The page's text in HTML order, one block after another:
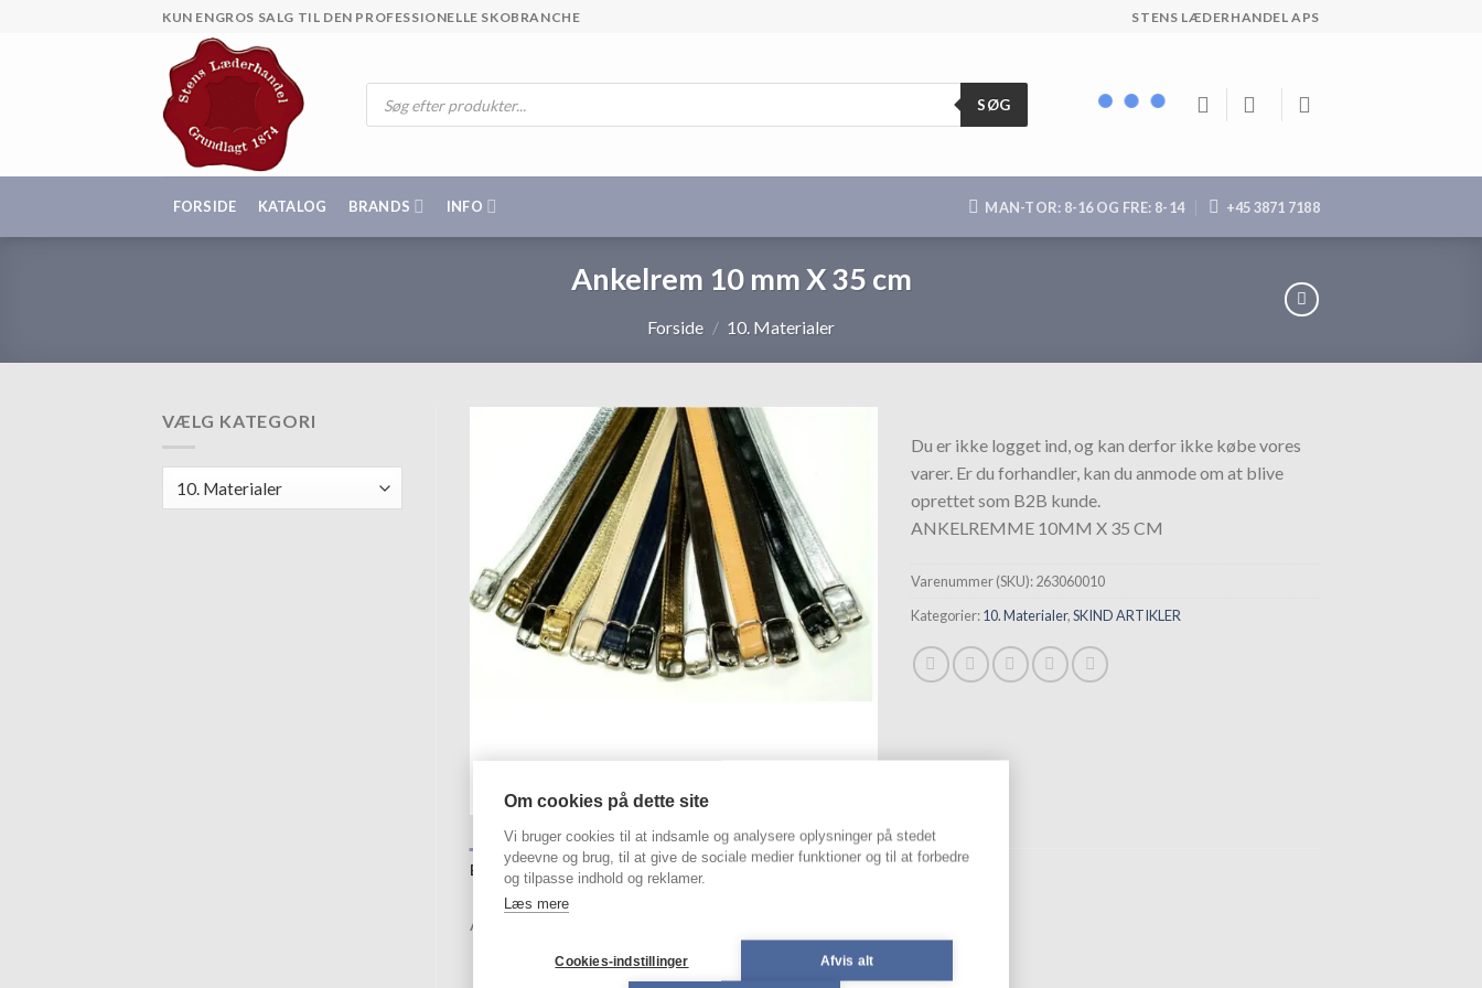
KUN ENGROS SALG TIL DEN PROFESSIONELLE SKOBRANCHE STENS LÆDERHANDEL APS
Products
search
SØG
FORSIDE KATALOG BRANDS INFO MAN-TOR: 8-16 OG FRE: 8-14 +45 3871 7188
Ankelrem 10 mm X 35 cm
Forside / 10. Materialer
VÆLG KATEGORI
hurtigliste
Du er ikke logget ind, og kan derfor ikke købe vores
varer. Er du forhandler, kan du anmode om at blive
oprettet som B2B kunde.
ANKELREMME 10MM X 35 CM
Varenummer (SKU):263060010
Kategorier:10. Materialer,SKIND ARTIKLER
BESKRIVELSE YDERLIGERE INFORMATION
ANKELREMME 10MM X 35 CM
Om cookies på dette site
Vi bruger cookies til at indsamle og analysere oplysninger på stedet
ydeevne og brug, til at give de sociale medier funktioner og til at forbedre
og tilpasse indhold og reklamer.
Læs mere
Cookies-indstillinger Afvis alt